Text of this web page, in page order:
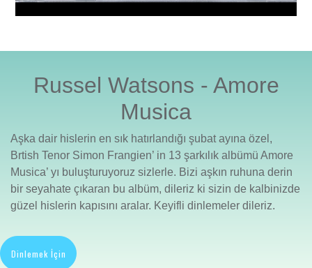
Russel Watsons - Amore
Musica
Aşka dair hislerin en sık hatırlandığı şubat ayına özel,
Brtish Tenor Simon Frangien’ in 13 şarkılık albümü Amore
Musica’ yı buluşturuyoruz sizlerle. Bizi aşkın ruhuna derin
bir seyahate çıkaran bu albüm, dileriz ki sizin de kalbinizde
güzel hislerin kapısını aralar. Keyifli dinlemeler dileriz.
Dinlemek İçin